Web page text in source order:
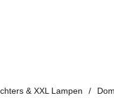
& XXL Lampen